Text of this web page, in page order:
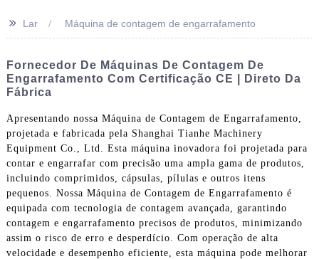
>> Lar Máquina de contagem de engarrafamento
Fornecedor De Máquinas De Contagem De
Engarrafamento Com Certificação CE | Direto Da
Fábrica
Apresentando nossa Máquina de Contagem de Engarrafamento,
projetada e fabricada pela Shanghai Tianhe Machinery
Equipment Co., Ltd. Esta máquina inovadora foi projetada para
contar e engarrafar com precisão uma ampla gama de produtos,
incluindo comprimidos, cápsulas, pílulas e outros itens
pequenos. Nossa Máquina de Contagem de Engarrafamento é
equipada com tecnologia de contagem avançada, garantindo
contagem e engarrafamento precisos de produtos, minimizando
assim o risco de erro e desperdício. Com operação de alta
velocidade e desempenho eficiente, esta máquina pode melhorar